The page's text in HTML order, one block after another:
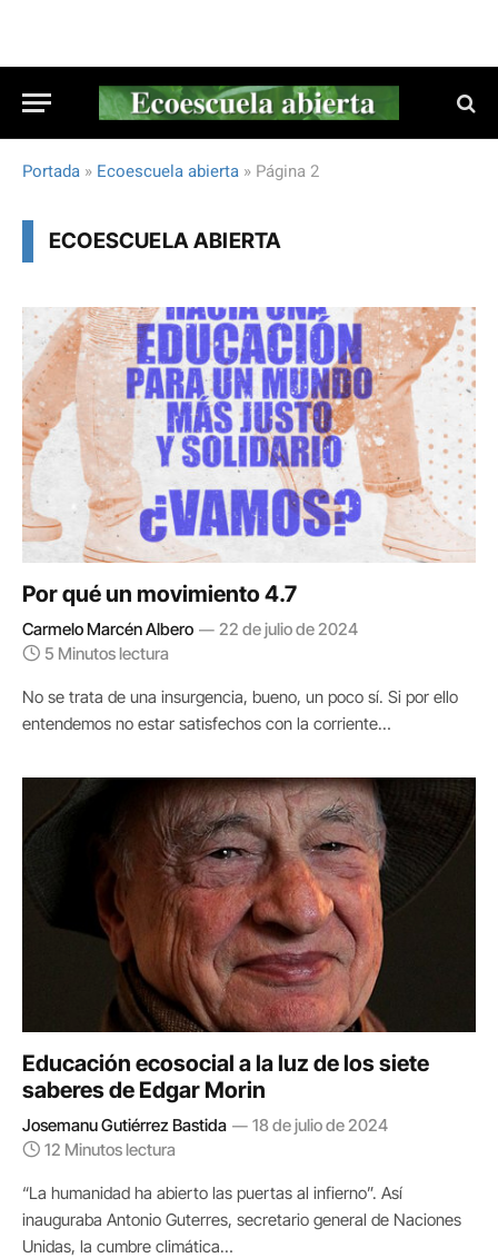
Portada » Ecoescuela abierta » Página 2
ECOESCUELA ABIERTA
Por qué un movimiento 4.7
Carmelo Marcén Albero
22 de julio de 2024
5 Minutos lectura
No se trata de una insurgencia, bueno, un poco sí. Si por ello
entendemos no estar satisfechos con la corriente…
Educación ecosocial a la luz de los siete
saberes de Edgar Morin
Josemanu Gutiérrez Bastida
18 de julio de 2024
12 Minutos lectura
“La humanidad ha abierto las puertas al infierno”. Así
inauguraba Antonio Guterres, secretario general de Naciones
Unidas, la cumbre climática…